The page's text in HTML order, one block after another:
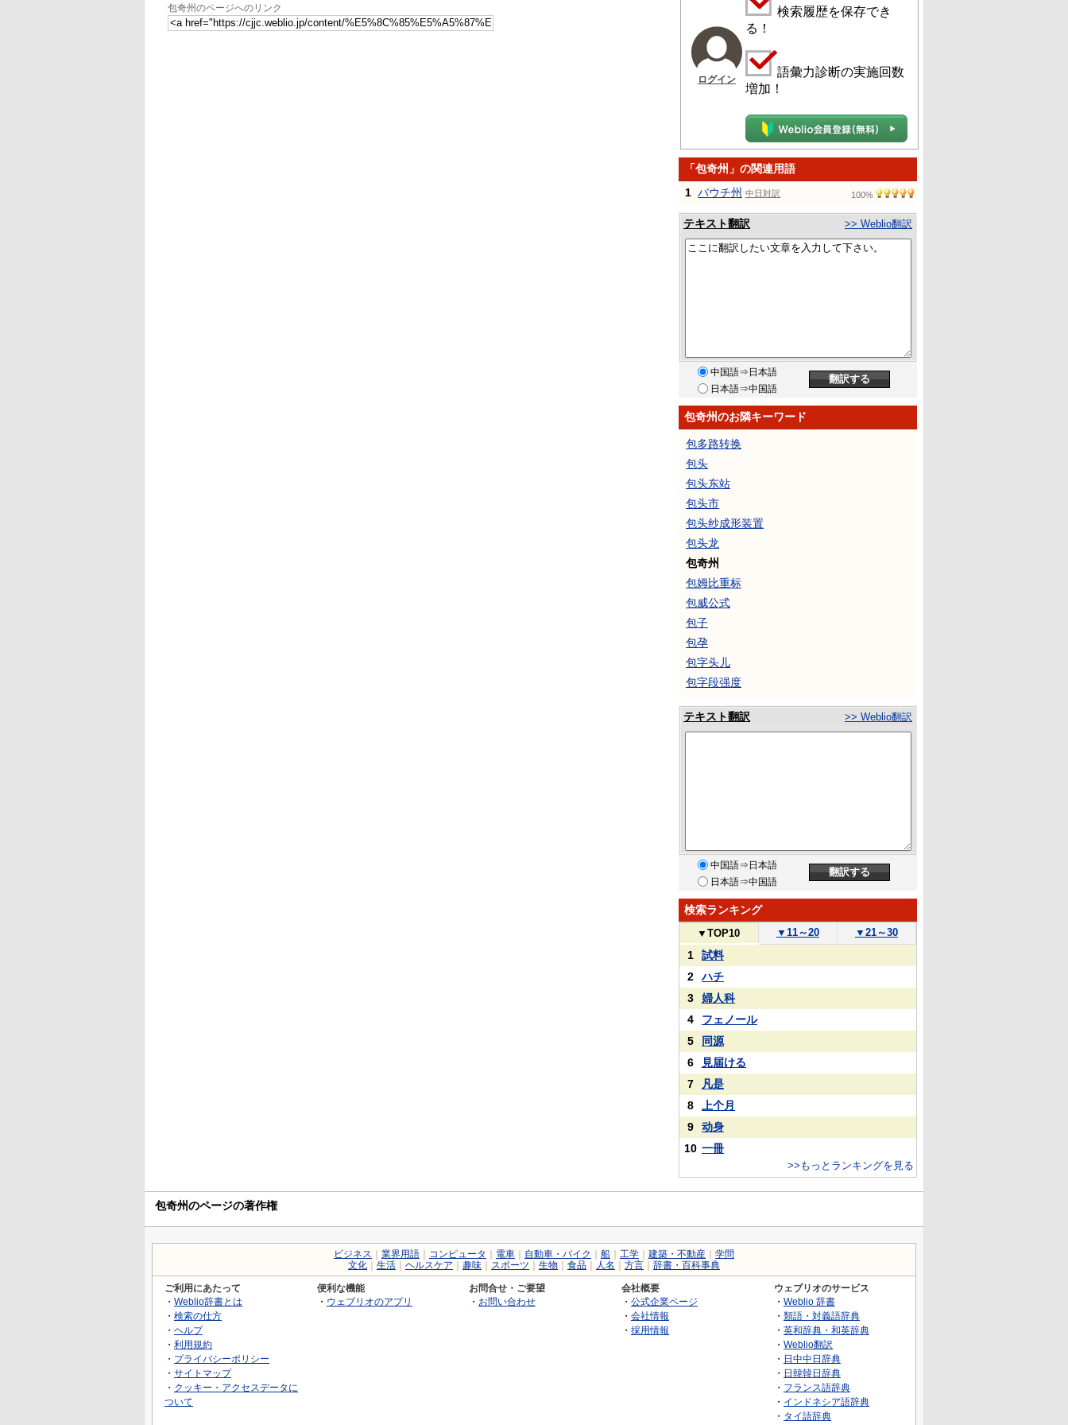
包奇州のページへのリンク
ログイン
検索履歴を保存でき
る！
語彙力診断の実施回数
増加！
「包奇州」の関連用語
1 バウチ州 中日対訳 100%
テキスト翻訳 >> Weblio翻訳
中国語⇒日本語
日本語⇒中国語
包奇州のお隣キーワード
包多路转换
包头
包头东站
包头市
包头纱成形装置
包头龙
包奇州
包姆比重标
包威公式
包子
包孕
包字头儿
包字段强度
テキスト翻訳 >> Weblio翻訳
中国語⇒日本語
日本語⇒中国語
検索ランキング
▼ TOP10 ▼ 11～20 ▼ 21～30
1
試料
2
ハチ
3
婦人科
4
フェノール
5
同源
6
見届ける
7
凡是
8
上个月
9
动身
10 一冊
>>もっとランキングを見る
包奇州のページの著作権
ビジネス 業界用語 コンピュータ 電車 自動車・バイク 船 工学 建築・不動産
学問
文化
生活 ヘルスケア 趣味 スポーツ 生物 食品 人名 方言 辞書・百科事典
ご利用にあたって
・ Weblio辞書とは
・ 検索の仕方
・ ヘルプ
・ 利用規約
・ プライバシーポリシー
・ サイトマップ
・ クッキー・アクセスデータに
ついて
便利な機能
・ ウェブリオのアプリ
お問合せ・ご要望
・ お問い合わせ
会社概要
・ 公式企業ページ
・ 会社情報
・ 採用情報
ウェブリオのサービス
・ Weblio 辞書
・ 類語・対義語辞典
・ 英和辞典・和英辞典
・ Weblio翻訳
・ 日中中日辞典
・ 日韓韓日辞典
・ フランス語辞典
・ インドネシア語辞典
・ タイ語辞典